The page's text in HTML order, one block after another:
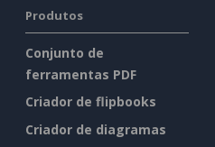
Produtos
Conjunto de
ferramentas PDF
Criador de flipbooks
Criador de diagramas